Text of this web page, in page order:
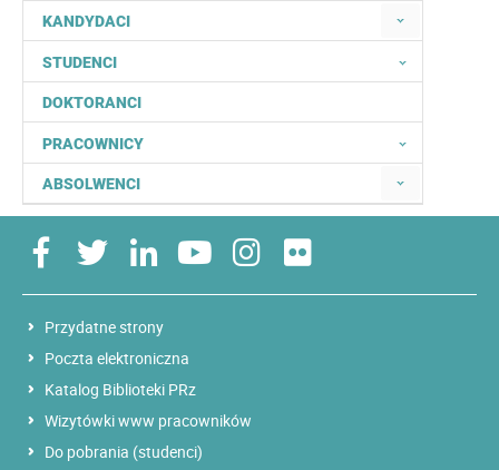
KANDYDACI
STUDENCI
DOKTORANCI
PRACOWNICY
ABSOLWENCI
Przydatne strony
Poczta elektroniczna
Katalog Biblioteki PRz
Wizytówki www pracowników
Do pobrania (studenci)